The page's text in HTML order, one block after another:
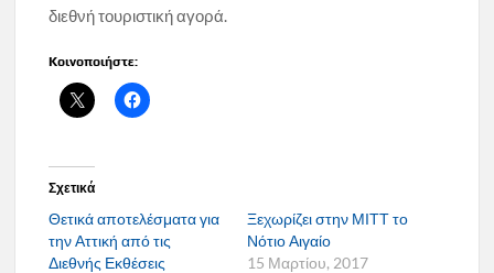
διεθνή τουριστική αγορά.
Κοινοποιήστε:
Σχετικά
Θετικά αποτελέσματα για
την Αττική από τις
Διεθνής Εκθέσεις
Ξεχωρίζει στην ΜΙΤΤ το
Νότιο Αιγαίο
15 Μαρτίου, 2017